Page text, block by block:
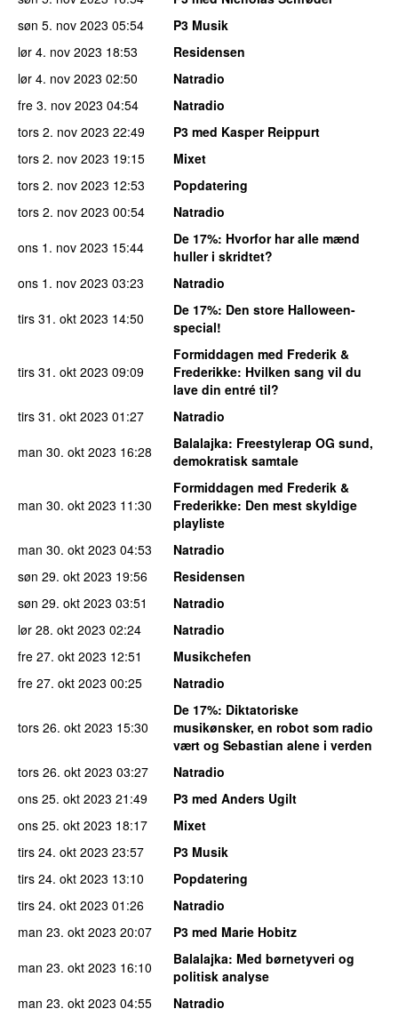
søn 5. nov 2023 05:54
P3 Musik
lør 4. nov 2023 18:53
Residensen
lør 4. nov 2023 02:50
Natradio
fre 3. nov 2023 04:54
Natradio
tors 2. nov 2023 22:49
P3 med Kasper Reippurt
tors 2. nov 2023 19:15
Mixet
tors 2. nov 2023 12:53
Popdatering
tors 2. nov 2023 00:54
Natradio
ons 1. nov 2023 15:44 De 17%: Hvorfor har alle mænd
huller i skridtet?
ons 1. nov 2023 03:23
Natradio
tirs 31. okt 2023 14:50 De 17%: Den store Halloween-
special!
tirs 31. okt 2023 09:09
Formiddagen med Frederik &
Frederikke: Hvilken sang vil du
lave din entré til?
tirs 31. okt 2023 01:27
Natradio
man 30. okt 2023 16:28 Balalajka: Freestylerap OG sund,
demokratisk samtale
man 30. okt 2023 11:30
Formiddagen med Frederik &
Frederikke: Den mest skyldige
playliste
man 30. okt 2023 04:53
Natradio
søn 29. okt 2023 19:56
Residensen
søn 29. okt 2023 03:51
Natradio
lør 28. okt 2023 02:24
Natradio
fre 27. okt 2023 12:51
Musikchefen
fre 27. okt 2023 00:25 Natradio
tors 26. okt 2023 15:30
De 17%: Diktatoriske
musikønsker, en robot som radio
vært og Sebastian alene i verden
tors 26. okt 2023 03:27
Natradio
ons 25. okt 2023 21:49
P3 med Anders Ugilt
ons 25. okt 2023 18:17
Mixet
tirs 24. okt 2023 23:57
P3 Musik
tirs 24. okt 2023 13:10
Popdatering
tirs 24. okt 2023 01:26
Natradio
man 23. okt 2023 20:07
P3 med Marie Hobitz
man 23. okt 2023 16:10 Balalajka: Med børnetyveri og
politisk analyse
man 23. okt 2023 04:55 Natradio